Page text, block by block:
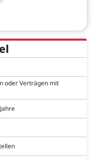
oder Verträgen mit